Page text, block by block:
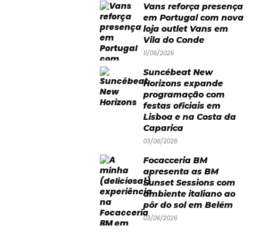
Vans reforça presença
em Portugal com nova
loja outlet Vans em
Vila do Conde
11/06/2026
Suncébeat New
Horizons expande
programação com
festas oficiais em
Lisboa e na Costa da
Caparica
03/06/2026
Focacceria BM
apresenta as BM
Sunset Sessions com
ambiente italiano ao
pôr do sol em Belém
03/06/2026